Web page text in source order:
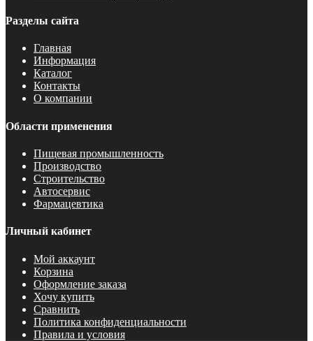
Разделы сайта
Главная
Информация
Каталог
Контакты
О компании
Области применения
Пищевая промышленность
Производство
Строительство
Автосервис
Фармацевтика
Личный кабинет
Мой аккаунт
Корзина
Оформление заказа
Хочу купить
Сравнить
Политика конфиденциальности
Правила и условия